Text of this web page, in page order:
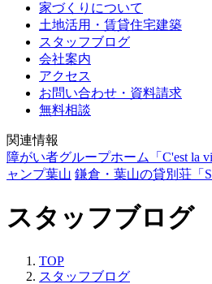
家づくりについて
土地活用・賃貸住宅建築
スタッフブログ
会社案内
アクセス
お問い合わせ・資料請求
無料相談
関連情報
障がい者グループホーム「C'est la
ャンプ葉山 鎌倉・葉山の貸別荘「
スタッフブログ
TOP
スタッフブログ